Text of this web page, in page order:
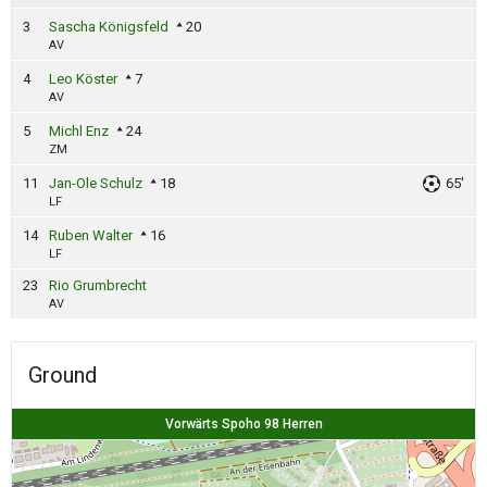
3 Sascha Königsfeld 20
AV
4 Leo Köster 7
AV
5 Michl Enz 24
ZM
11 Jan-Ole Schulz 18
LF
65'
14 Ruben Walter 16
LF
23 Rio Grumbrecht
AV
Ground
Vorwärts Spoho 98 Herren